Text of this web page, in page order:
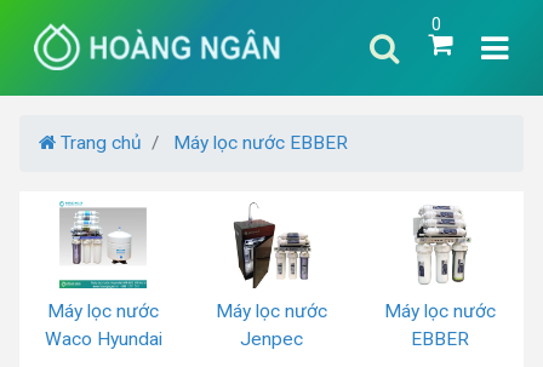
0
Trang chủ Máy lọc nước EBBER
Máy lọc nước
Waco Hyundai
Máy lọc nước
Jenpec
Máy lọc nước
EBBER